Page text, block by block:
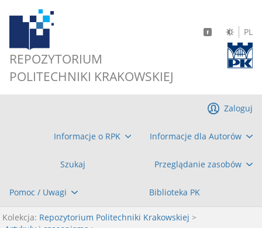
REPOZYTORIUM
POLITECHNIKI KRAKOWSKIEJ
PL
Informacje o RPK Informacje dla Autorów
Szukaj Przeglądanie zasobów
Pomoc / Uwagi Biblioteka PK
Zaloguj
Kolekcja: Repozytorium Politechniki Krakowskiej >